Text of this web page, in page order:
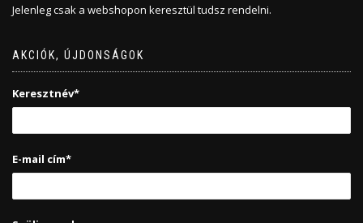
Jelenleg csak a webshopon keresztül tudsz rendelni.
AKCIÓK, ÚJDONSÁGOK
Keresztnév*
E-mail cím*